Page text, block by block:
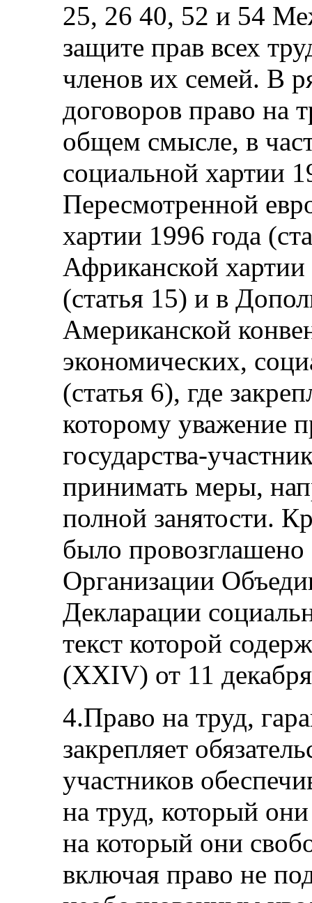
25, 26 40, 52 и 54
защите прав всех
членов их семей. В
договоров право на
общем смысле, в
социальной хартии
Пересмотренной
хартии 1996 года
Африканской хартии
(статья 15) и в
Американской
экономических,
(статья 6), где
которому уважение
государства-
принимать меры,
полной занятости.
было
Организации
Декларации
текст которой
(XXIV) от 11
4.Право на труд,
закрепляет
участников
на труд, который
на который они
включая право не